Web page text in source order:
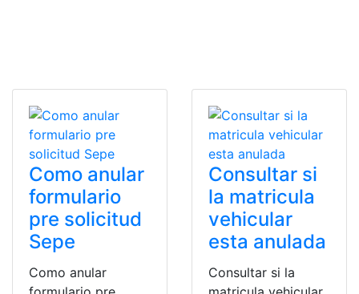
Como anular
formulario
pre solicitud
Sepe
Como anular
Consultar si
la matricula
vehicular
esta anulada
Consultar si la